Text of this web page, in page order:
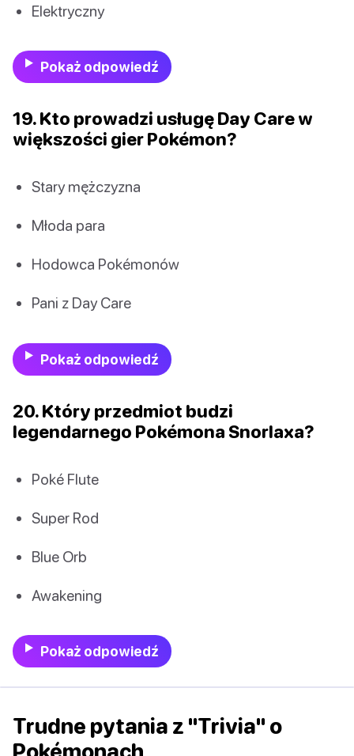
Elektryczny
Pokaż odpowiedź
19. Kto prowadzi usługę Day Care w
większości gier Pokémon?
Stary mężczyzna
Młoda para
Hodowca Pokémonów
Pani z Day Care
Pokaż odpowiedź
20. Który przedmiot budzi
legendarnego Pokémona Snorlaxa?
Poké Flute
Super Rod
Blue Orb
Awakening
Pokaż odpowiedź
Trudne pytania z "Trivia" o